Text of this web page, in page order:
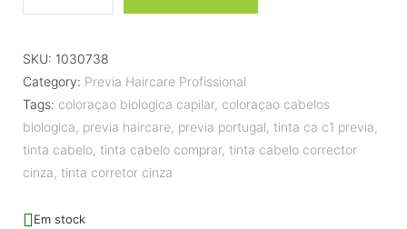
SKU: 1030738
Category: Previa Haircare Profissional
Tags: coloraçao biologica capilar, coloraçao cabelos
biologica, previa haircare, previa portugal, tinta ca c1 previa,
tinta cabelo, tinta cabelo comprar, tinta cabelo corrector
cinza, tinta corretor cinza
Em stock